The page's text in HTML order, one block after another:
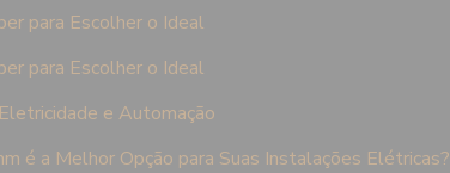
para Escolher o Ideal
para Escolher o Ideal
e Automação
é a Melhor Opção para Suas Instalações Elétricas?